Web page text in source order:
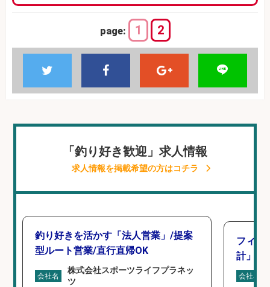
page: 1 2
「釣り好き歓迎」求人情報
求人情報を掲載希望の方はコチラ
釣り好きを活かす「法人営業」/提案
型ルート営業/直行直帰OK
会社名
株式会社スポーツライフプラネッ
ツ
フィッ
計」
会社名